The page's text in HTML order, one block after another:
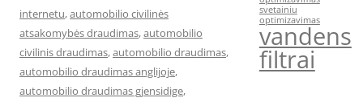
internetu,automobilio civilinės
atsakomybės draudimas,automobilio
civilinis draudimas,automobilio draudimas,
automobilio draudimas anglijoje,
automobilio draudimas gjensidige,
svetainiu
optimizavimas
vandens
filtrai